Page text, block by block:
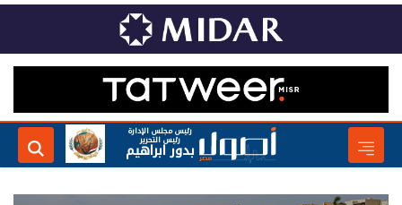
رئيس مجلس الإدارة
رئيس التحرير
بدور ابراهيم